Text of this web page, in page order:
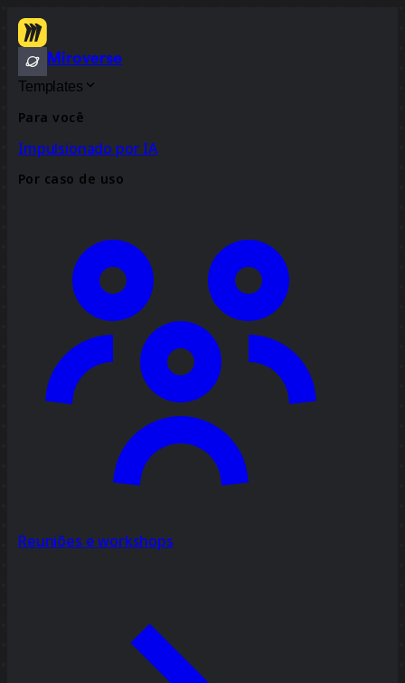
Miroverse
Templates
Para você
Impulsionado por IA
Por caso de uso
Reuniões e workshops